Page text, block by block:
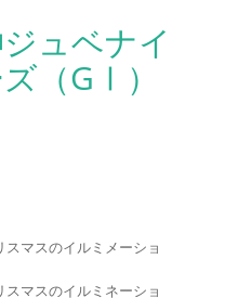
ュベナイ
（GⅠ）
マスのイルミメーショ
マスのイルミネーショ